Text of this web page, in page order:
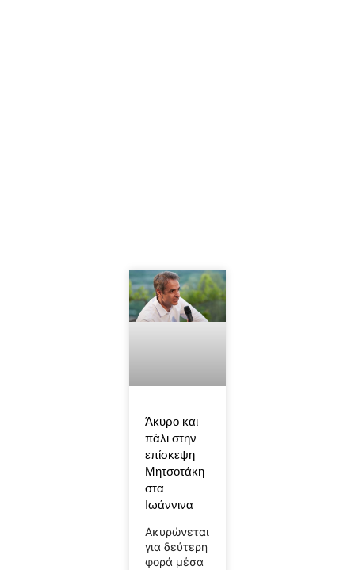
Άκυρο και
πάλι στην
επίσκεψη
Μητσοτάκη
στα
Ιωάννινα
Ακυρώνεται
για δεύτερη
φορά μέσα